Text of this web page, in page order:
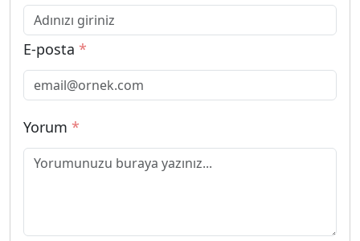
E-posta *
Yorum *